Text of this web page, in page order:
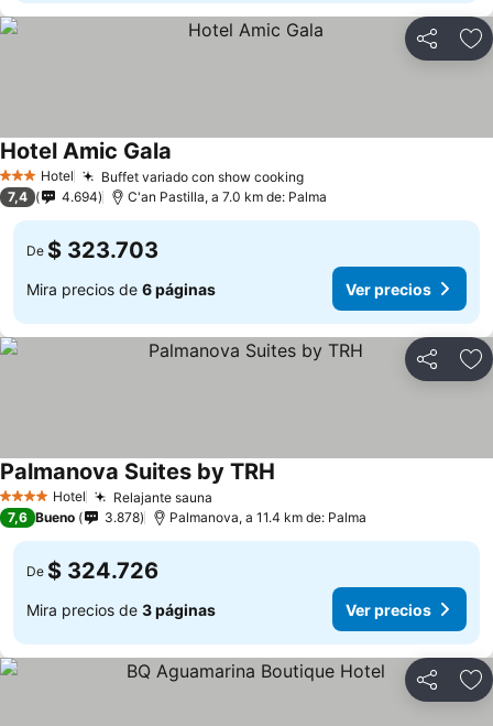
Compartir
3 Estrellas
Hotel Buffet variado con show cooking
Hotel Amic Gala
7,4 4.694 C'an Pastilla, a 7.0 km de: Palma
De $ 323.703
Mira precios de 6 páginas Ver precios
Compartir
4 EstrellasHotel Relajante sauna
Palmanova Suites by TRH
7,6 Bueno 3.878 Palmanova, a 11.4 km de: Palma
De $ 324.726
Mira precios de 3 páginas Ver precios
Compartir